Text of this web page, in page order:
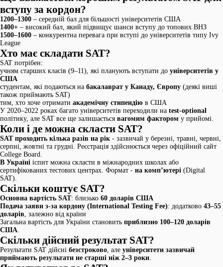
вступу за кордон?
1200–1300 – середній бал для більшості університетів США
1400+ – високий бал, який підвищує шанси вступу до топових ВНЗ
1500–1600 – конкурентна перевага при вступі до університетів типу Ivy
League
Хто має складати SAT?
SAT потрібен:
учням старших класів (9–11), які планують вступати до університетів у
США
студентам, які подаються на бакалаврат у Канаду, Європу (деякі виші
також приймають SAT)
тим, хто хоче отримати академічну стипендію в США
У 2020–2022 роках багато університетів переходили на test-optional
політику, але SAT все ще залишається вагомим фактором у прийомі.
Коли і де можна скласти SAT?
SAT проходить кілька разів на рік - зазвичай у березні, травні, червні,
серпні, жовтні та грудні. Реєстрація здійснюється через офіційний сайт
College Board.
В Україні іспит можна скласти в міжнародних школах або
сертифікованих тестових центрах. Формат - на комп’ютері (Digital
SAT).
Скільки коштує SAT?
Основна вартість SAT: близько 60 доларів США
Подача заяви з-за кордону (International Testing Fee): додатково 43–55
доларів, залежно від країни
Загальна вартість для України становить приблизно 100–120 доларів
США.
Скільки дійсний результат SAT?
Результати SAT дійсні безстроково, але університети зазвичай
приймають результати не старші ніж 2–3 роки.